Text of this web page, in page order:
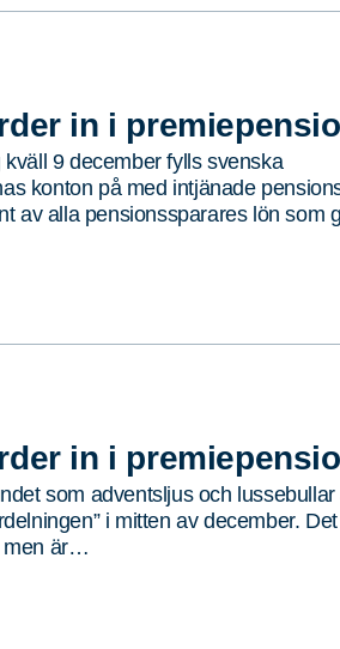
in i
9 december fylls svenska
konton på med intjänade
av alla pensionssparares lön som
in i
som adventsljus och
i mitten av december.
men är…